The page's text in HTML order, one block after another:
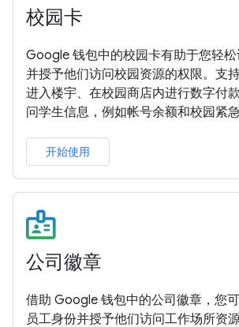
校园卡
Google 钱包中的校园卡有助于您轻
并授予他们访问校园资源的权限。支
进入楼宇、在校园商店内进行数字付
问学生信息，例如帐号余额和校园紧急
开始使用
公司徽章
借助 Google 钱包中的公司徽章，您
员工身份并授予他们访问工作场所资